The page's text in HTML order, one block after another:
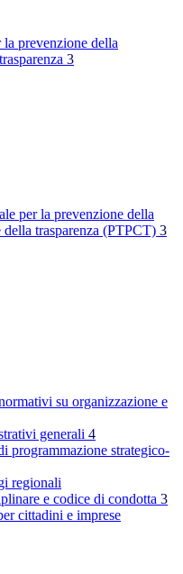
prevenzione della
3
per la prevenzione della
della trasparenza (PTPCT) 3
su organizzazione e
generali 4
programmazione strategico-
regionali
e codice di condotta 3
cittadini e imprese